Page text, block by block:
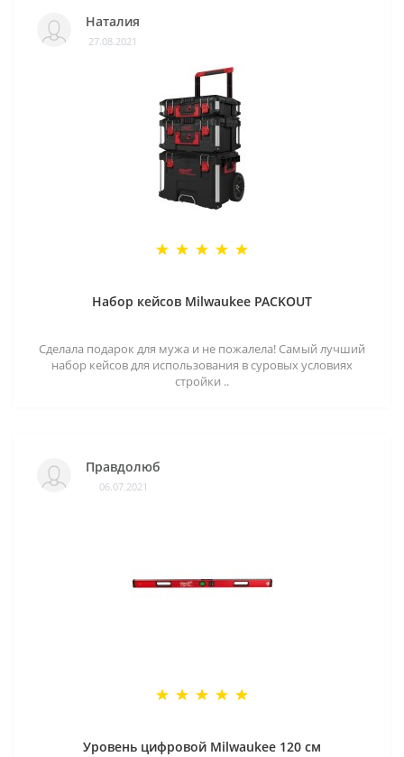
Наталия
27.08.2021
Набор кейсов Milwaukee PACKOUT
Сделала подарок для мужа и не пожалела! Самый лучший
набор кейсов для использования в суровых условиях
стройки ..
Правдолюб
06.07.2021
Уровень цифровой Milwaukee 120 см